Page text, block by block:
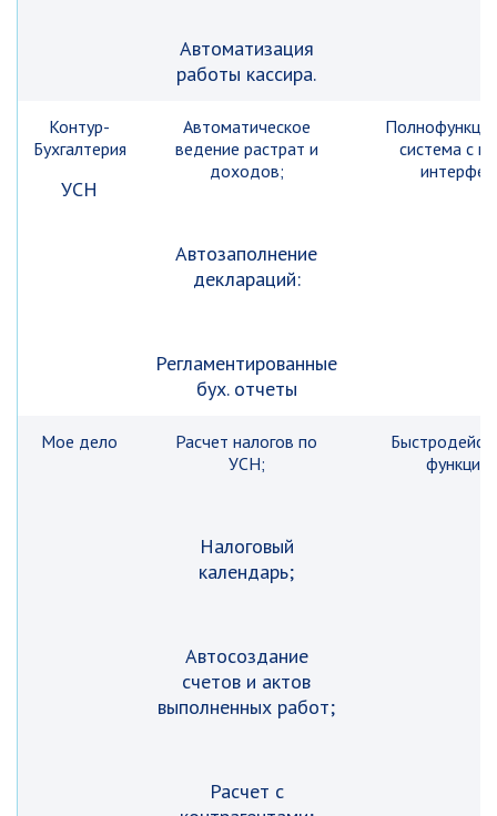
Автоматизация
работы кассира.
Контур-
Бухгалтерия
УСН
Автоматическое
ведение растрат и
доходов;
Автозаполнение
деклараций:
Регламентированные
бух. отчеты
система с
Мое дело
Расчет налогов по
УСН;
Налоговый
календарь;
Автосоздание
счетов и актов
выполненных работ;
Расчет с